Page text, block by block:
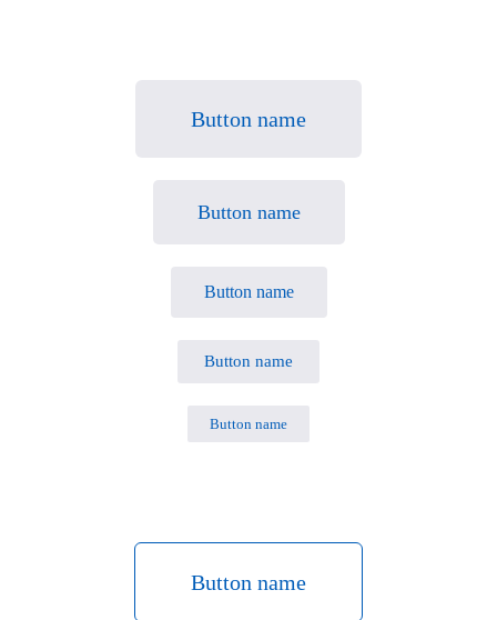
Button name
Button name
Button name
Button name
Button name
Button name